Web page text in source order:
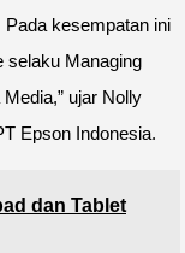
kesempatan ini
selaku Managing
ujar Nolly
Epson Indonesia.
dan Tablet